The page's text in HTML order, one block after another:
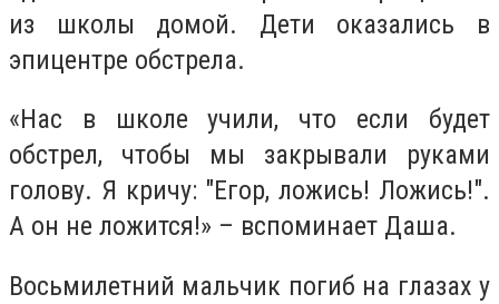
из школы домой. Дети оказались в
эпицентре обстрела.
«Нас в школе учили, что если будет
обстрел, чтобы мы закрывали руками
голову. Я кричу: "Егор, ложись! Ложись!".
А он не ложится!» – вспоминает Даша.
Восьмилетний мальчик погиб на глазах у